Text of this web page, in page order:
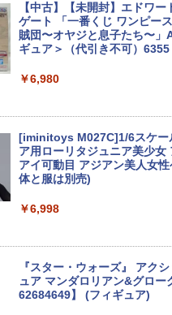
78 NISSAN レパード2ドア ハ
280X・SF-L【特別販売製品
8】 プラモデル
機動戦士Gundam
イスピリッツ （ZP164667）
￥2,860
￥3,300
【中古】【未開封】エドワー
ゲート 「一番くじ ワンピー
賊団〜オヤジと息子たち〜」
ギュア＞（代引き不可）6355
￥6,980
[iminitoys M027C]1/6スケー
ア用ローリタジュニア美少女
アイ可動目 アジアン美人女
体と服は別売)
￥6,998
『スター・ウォーズ』 アク
ュア マンダロリアン&グロー
62684649】 (フィギュア)